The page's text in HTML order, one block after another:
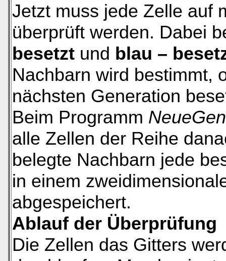
Jetzt muss jede Zelle auf
überprüft werden. Dabei
besetzt und blau –
Nachbarn wird bestimmt,
nächsten Generation
Beim Programm
alle Zellen der Reihe
belegte Nachbarn jede
in einem
abgespeichert.
Ablauf der Überprüfung
Die Zellen das Gitters